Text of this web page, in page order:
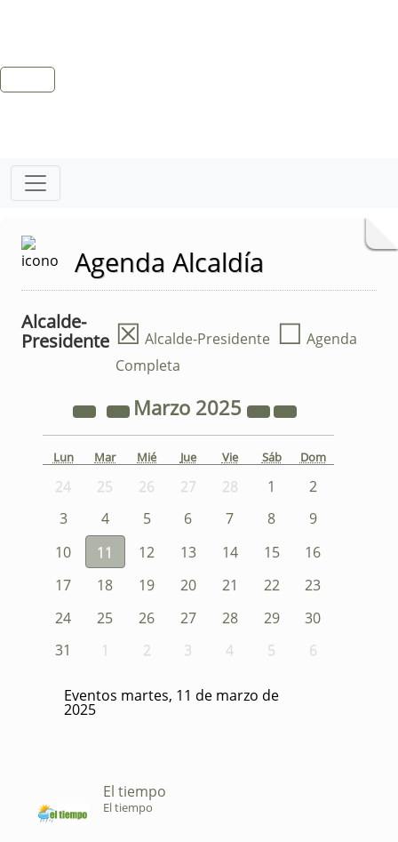
Agenda Alcaldía
Alcalde-
Presidente ☒ Alcalde-Presidente ☐ Agenda
Completa
Marzo 2025
Lun Mar Mié Jue Vie Sáb Dom
24 25 26 27 28 1
2
3
4 5 6 7 8
9
10
11 12 13 14 15
16
17
18 19 20 21 22
23
24
25 26 27 28 29
30
31
1 2 3 4 5 6
Eventos martes, 11 de marzo de
2025
El tiempo
El tiempo